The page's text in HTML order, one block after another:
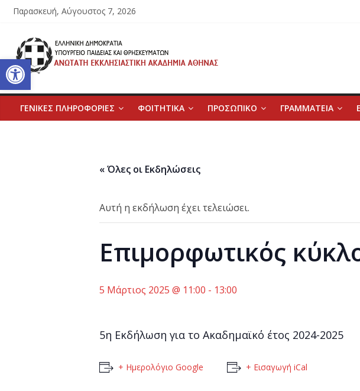
Ανοίξτε τη γραμμή εργαλείων
Μετάβαση
περιεχόμενο
Παρασκευή, Αύγουστος 7, 2026
Ανώτατη
Εκκλησιαστική
Ακαδημία
ΓΕΝΙΚΕΣ ΠΛΗΡΟΦΟΡΙΕΣ ΦΟΙΤΗΤΙΚΑ ΠΡΟΣΩΠΙΚΟ ΓΡΑΜΜΑΤΕΙΑ
« Όλες οι Εκδηλώσεις
Αυτή η εκδήλωση έχει τελειώσει.
Επιμορφωτικός
5 Μάρτιος 2025 @ 11:00 - 13:00
5η Εκδήλωση για το Ακαδημαϊκό έτος 2024-2025
+ Ημερολόγιο Google + Εισαγωγή iCal